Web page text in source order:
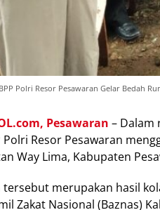
Polri Resor Pesawaran Gelar Bedah
Pesawaran – Dalam
Polri Resor Pesawaran
Way Lima, Kabupaten
tersebut merupakan hasil
Zakat Nasional (Baznas)